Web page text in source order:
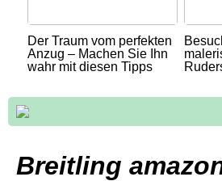
Der Traum vom perfekten
Anzug – Machen Sie Ihn
wahr mit diesen Tipps
Breitling